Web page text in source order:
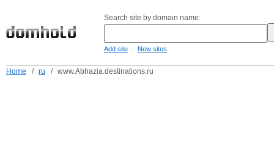
Search site by domain name:
Add site - New sites
Home / ru / www.Abhazia.destinations.ru